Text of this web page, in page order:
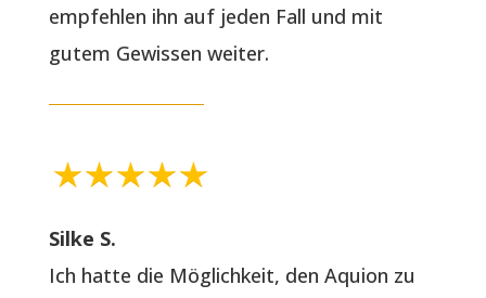
empfehlen ihn auf jeden Fall und mit
gutem Gewissen weiter.
Silke S.
Ich hatte die Möglichkeit, den Aquion zu